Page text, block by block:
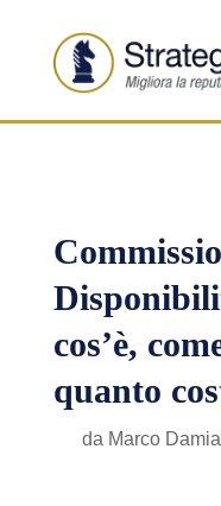
cos’è,
quanto
da Marco